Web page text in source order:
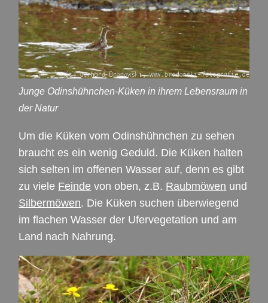
Junge Odinshühnchen-Küken in ihrem Lebensraum in
der Natur
Um die Küken vom Odinshühnchen zu sehen
braucht es ein wenig Geduld. Die Küken halten
sich selten im offenen Wasser auf, denn es gibt
zu viele Feinde von oben, z.B. Raubmöwen und
Silbermöwen. Die Küken suchen überwiegend
im flachen Wasser der Ufervegetation und am
Land nach Nahrung.